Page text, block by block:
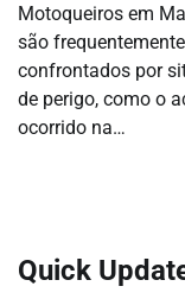
Motoqueiros em
são frequentemente
confrontados por
de perigo, como o
ocorrido na…
Quick